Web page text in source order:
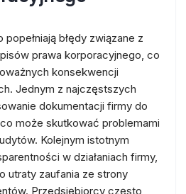
błędy związane z
prawa korporacyjnego, co
konsekwencji
Jednym z najczęstszych
dokumentacji firmy do
może skutkować problemami
Kolejnym istotnym
w działaniach firmy,
utraty zaufania ze strony
Przedsiębiorcy często